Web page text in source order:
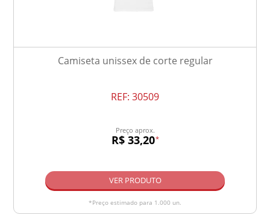
Camiseta unissex de corte regular
REF: 30509
Preço aprox.
R$ 33,20*
VER PRODUTO
*Preço estimado para 1.000 un.